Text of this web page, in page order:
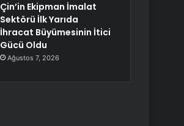
Çin’in Ekipman İmalat
Sektörü İlk Yarıda
İhracat Büyümesinin İtici
Gücü Oldu
Ağustos 7, 2026